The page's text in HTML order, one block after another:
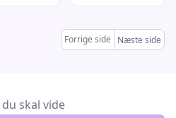
Forrige side Næste side
skal vide